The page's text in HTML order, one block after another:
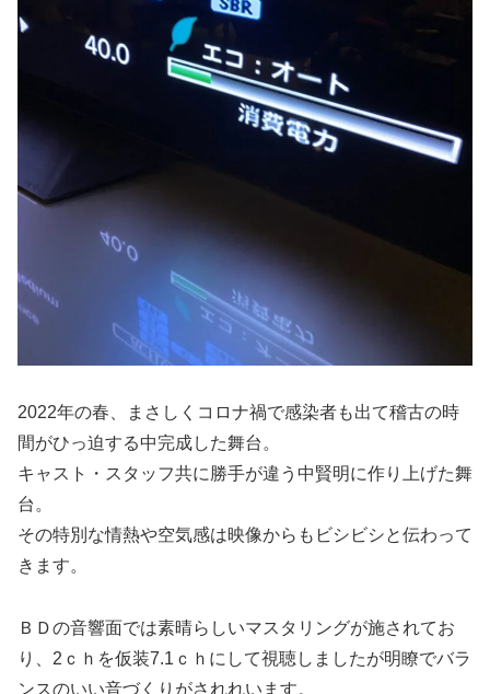
2022年の春、まさしくコロナ禍で感染者も出て稽古の時
間がひっ迫する中完成した舞台。
キャスト・スタッフ共に勝手が違う中賢明に作り上げた舞
台。
その特別な情熱や空気感は映像からもビシビシと伝わって
きます。
ＢＤの音響面では素晴らしいマスタリングが施されてお
り、2ｃｈを仮装7.1ｃｈにして視聴しましたが明瞭でバラ
ンスのいい音づくりがされれいます。